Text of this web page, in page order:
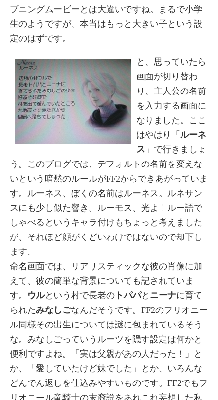
プニングムービーとは大違いですね。まるで小学
生のようですが、本当はもっと大きい子という設
定のはずです。
と、思っていたら
画面が切り替わ
り、主人公の名前
を入力する画面に
なりました。ここ
はやはり「 ルーネ
ス 」で行きましょ
う。このブログでは、デフォルトの名前を変えな
いという暗黙のルールがFF2からできあがっていま
す。ルーネス、ぼくの名前はルーネス。ルネサン
スにも少し似た響き。ルーモス、光よ！ルー語で
しゃべるというキャラ付けもちょっと考えました
が、それほど顔がくどいわけではないので却下し
ます。
命名画面では、リアリスティックな彼の肖像に加
えて、彼の簡単な背景についても記されていま
す。 ウルという村で長老の トパパと ニーナに育て
られたみなしごなんだそうです。FF2のフリオニー
ル同様その出生については謎に包まれているそう
な。みなしごっていうルーツを隠す設定は何かと
便利ですよね。「実は父親があの人だった！」と
か、「愛していたけど妹でした」とか、いろんな
どんでん返しを仕込みやすいものです。FF2でもフ
リオニール竜騎士の末裔説をあれこれ妄想した私